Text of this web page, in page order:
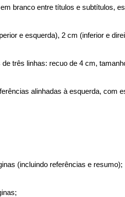
branco entre títulos e subtítulos,
e esquerda), 2 cm (inferior e
três linhas: recuo de 4 cm,
alinhadas à esquerda, com
(incluindo referências e resumo);